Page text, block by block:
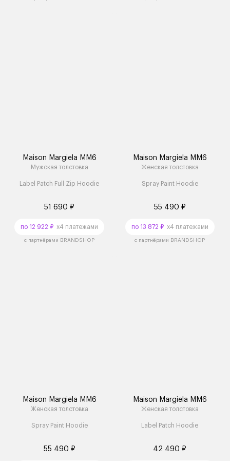
Maison Margiela MM6
Мужская толстовка
Label Patch Full Zip Hoodie
51 690 ₽
по 12 922 ₽ x4 платежами
с партнёрами BRANDSHOP
Maison Margiela MM6
Женская толстовка
Spray Paint Hoodie
55 490 ₽
по 13 872 ₽x4 платежами
с партнёрами BRANDSHOP
Maison Margiela MM6
Женская толстовка
Spray Paint Hoodie
55 490 ₽
Maison Margiela MM6
Женская толстовка
Label Patch Hoodie
42 490 ₽